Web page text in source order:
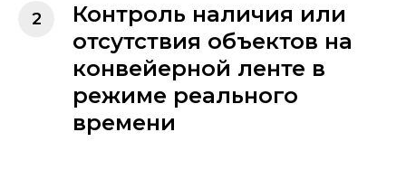
Контроль наличия или
отсутствия объектов на
конвейерной ленте в
режиме реального
времени